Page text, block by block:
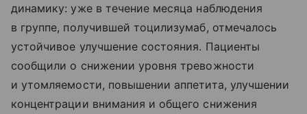
динамику: уже в течение месяца наблюдения
в группе, получившей тоцилизумаб, отмечалось
устойчивое улучшение состояния. Пациенты
сообщили о снижении уровня тревожности
и утомляемости, повышении аппетита, улучшении
концентрации внимания и общего снижения